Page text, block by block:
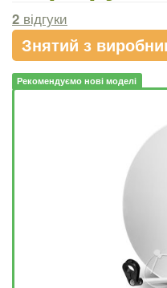
2 відгуки
Знятий з
Рекомендуємо нові моделі